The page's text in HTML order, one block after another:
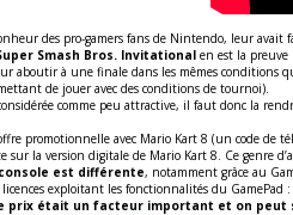
des pro-gamers fans de Nintendo, leur
Smash Bros. Invitational en est la preuve
aboutir à une finale dans les mêmes conditions
de jouer avec des conditions de tournoi).
comme peu attractive, il faut donc la
promotionnelle avec Mario Kart 8 (un code de
la version digitale de Mario Kart 8. Ce genre
est différente, notamment grâce au
exploitant les fonctionnalités du GamePad
prix était un facteur important et on peut